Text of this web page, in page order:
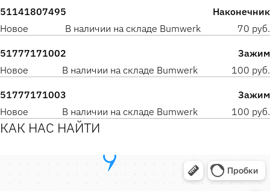
51141807495
Наконечник
Новое
В наличии на складе Bumwerk 70 руб.
51777171002
Зажим
Новое
В наличии на складе Bumwerk 100 руб.
51777171003
Зажим
Новое
В наличии на складе Bumwerk 100 руб.
КАК НАС НАЙТИ